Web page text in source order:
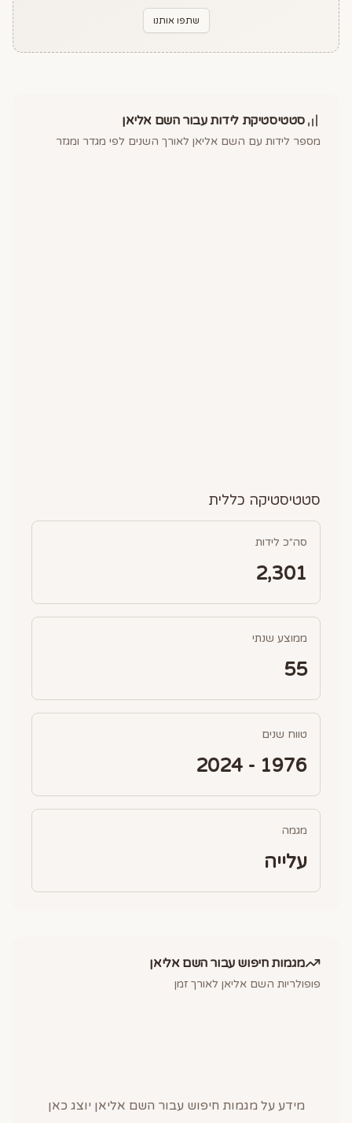
שתפו אותנו
סטטיסטיקת לידות עבור השם אליאן
מספר לידות עם השם אליאן לאורך השנים לפי מגדר ומגזר
סטטיסטיקה כללית
סה״כ לידות
2,301
ממוצע שנתי
55
טווח שנים
1976 - 2024
מגמה
עלייה
מגמות חיפוש עבור השםאליאן
פופולריות השם אליאן לאורך זמן
מידע על מגמות חיפוש עבור השם אליאן יוצג כאן